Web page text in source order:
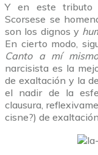
Y en este tributo
Scorsese se
son los dignos y
En cierto modo,
Canto a mí mismo
narcisista es la
de exaltación y la
el nadir de la
clausura,
cisne?) de